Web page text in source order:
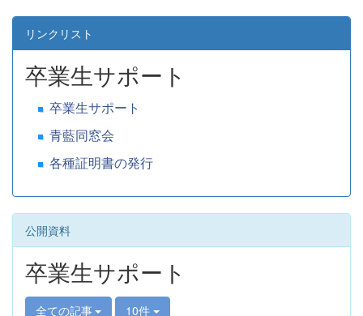
リンクリスト
卒業生サポート
卒業生サポート
青藍同窓会
各種証明書の発行
公開資料
卒業生サポート
全ての記事 10件